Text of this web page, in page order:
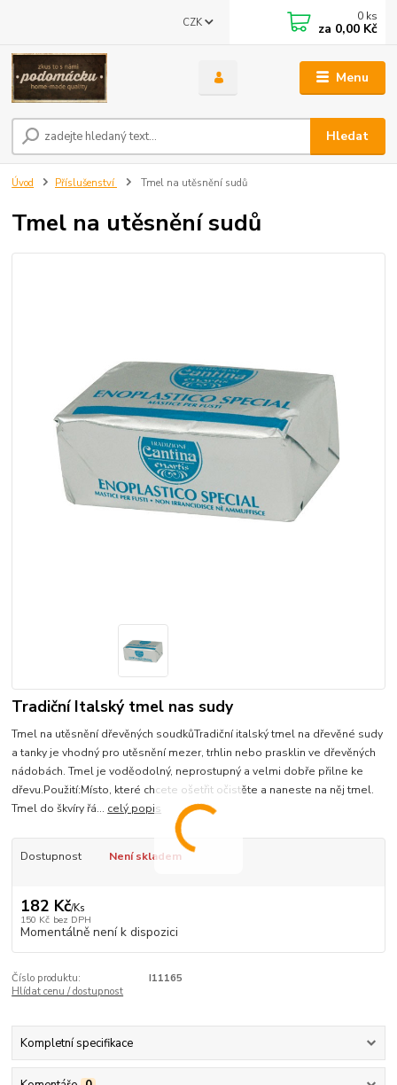
Menu
CZK
Hledat
0 ks
za 0,00 Kč
Úvod Příslušenství Tmel na utěsnění sudů
Tmel na utěsnění sudů
Tradiční Italský tmel nas sudy
Tmel na utěsnění dřevěných soudkůTradiční italský tmel na dřevěné sudy
a tanky je vhodný pro utěsnění mezer, trhlin nebo prasklin ve dřevěných
nádobách. Tmel je voděodolný, neprostupný a velmi dobře přilne ke
dřevu.Použití:Místo, které chcete ošetřit očistěte a naneste na něj tmel.
Tmel do škvíry řá... celý popis
Dostupnost Není skladem
182 Kč/Ks
150 Kč bez DPH
Momentálně není k dispozici
Číslo produktu:
I11165
Hlídat cenu / dostupnost
Kompletní specifikace